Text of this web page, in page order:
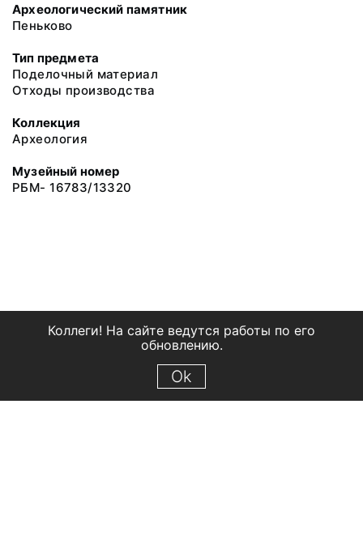
Археологический памятник
Пеньково
Тип предмета
Поделочный материал
Отходы производства
Коллекция
Археология
Музейный номер
РБМ- 16783/13320
Коллеги! На сайте ведутся работы по его
обновлению.
Ok